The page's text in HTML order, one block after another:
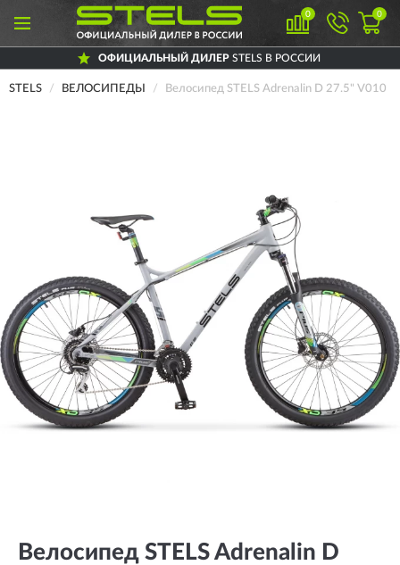
0 0
ОФИЦИАЛЬНЫЙ ДИЛЕР STELS В РОССИИ
STELS ВЕЛОСИПЕДЫ Велосипед STELS Adrenalin D 27.5" V010
Велосипед STELS Adrenalin D